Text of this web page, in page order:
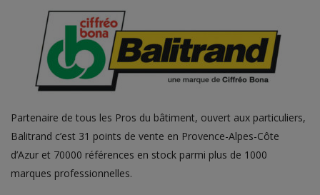
Partenaire de tous les Pros du bâtiment, ouvert aux particuliers,
Balitrand c’est 31 points de vente en Provence-Alpes-Côte
d’Azur et 70000 références en stock parmi plus de 1000
marques professionnelles.